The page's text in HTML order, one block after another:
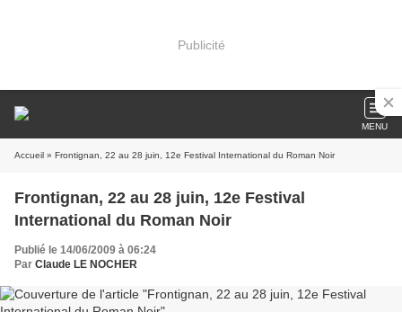
Publicité
MENU
Accueil » Frontignan, 22 au 28 juin, 12e Festival International du Roman Noir
Frontignan, 22 au 28 juin, 12e Festival
International du Roman Noir
Publié le 14/06/2009 à 06:24
Par Claude LE NOCHER